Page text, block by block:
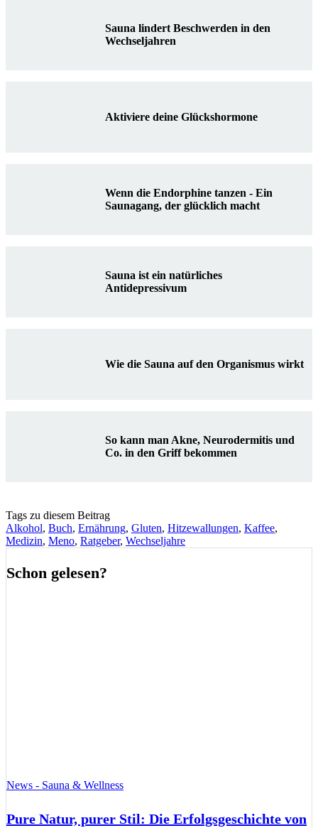
Sauna lindert Beschwerden in den
Wechseljahren
Aktiviere deine Glückshormone
Wenn die Endorphine tanzen - Ein
Saunagang, der glücklich macht
Sauna ist ein natürliches
Antidepressivum
Wie die Sauna auf den Organismus wirkt
So kann man Akne, Neurodermitis und
Co. in den Griff bekommen
Tags zu diesem Beitrag
Alkohol, Buch, Ernährung, Gluten, Hitzewallungen, Kaffee,
Medizin, Meno, Ratgeber, Wechseljahre
Schon gelesen?
News - Sauna & Wellness
Pure Natur, purer Stil: Die Erfolgsgeschichte von